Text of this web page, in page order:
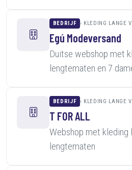
BEDRIJF KLEDING LANGE
Egú Modeversand
Duitse webshop met
lengtematen en 7
BEDRIJF KLEDING LANGE
T FOR ALL
Webshop met kleding
lengtematen